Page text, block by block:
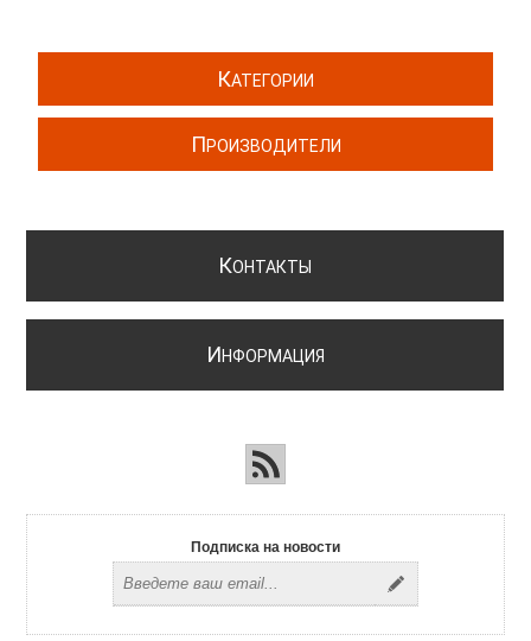
КАТЕГОРИИ
ПРОИЗВОДИТЕЛИ
КОНТАКТЫ
ИНФОРМАЦИЯ
Подписка на новости